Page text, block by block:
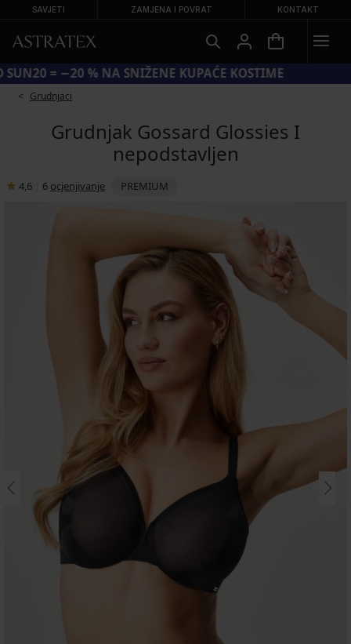
SAVJETI ZAMJENA I POVRAT KONTAKT
KOD SUN20 = −20 % NA SNIŽENE KUPAĆE KOSTIME
Grudnjaci
Grudnjak Gossard Glossies I
nepodstavljen
4,6 6 ocjenjivanje PREMIUM